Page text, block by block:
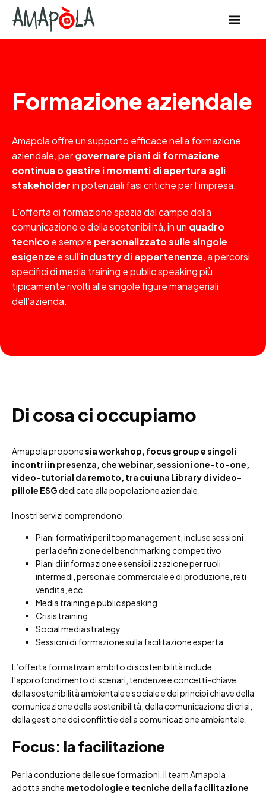
contenuto
Formazione aziendale
Amapola offre un supporto efficace nella formazione
aziendale, pergovernare piani di formazione
continua o gestire i momenti di apertura agli
stakeholderin potenziali fasi critiche per l’impresa.
L’offerta di formazione spazia dal campo della
comunicazione e della sostenibilità, in un quadro
tecnicoe sempre personalizzato sulle singole
esigenze e sull’industry di appartenenza, a percorsi
specifici di media training e public speaking più
tipicamente rivolti alle singole figure manageriali
dell’azienda.
Di cosa ci occupiamo
Amapola proponesia workshop, focus group e singoli
incontri in presenza, che webinar, sessioni one-to-one,
video-tutorial da remoto, tra cui una Library di video-
pillole ESGdedicate alla popolazione aziendale.
I nostri servizi comprendono:
Piani formativi per il top management, incluse sessioni
per la definizione del benchmarking competitivo
Piani di informazione e sensibilizzazione per ruoli
intermedi, personale commerciale e di produzione, reti
vendita, ecc.
Media training e public speaking
Crisis training
Social media strategy
Sessioni di formazione sulla facilitazione esperta
L’offerta formativa in ambito di sostenibilità include
l’approfondimento di scenari, tendenze e concetti-chiave
della sostenibilità ambientale e sociale e dei principi chiave della
comunicazione della sostenibilità, della comunicazione di crisi,
della gestione dei conflitti e della comunicazione ambientale.
Focus: la facilitazione
Per la conduzione delle sue formazioni, il team Amapola
adotta anche metodologie e tecniche della facilitazione